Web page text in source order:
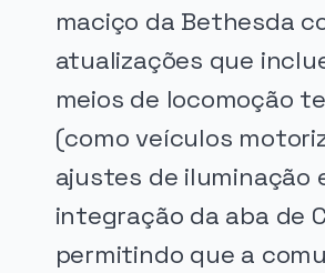
maciço da Bethesda
atualizações que
meios de locomoção
(como veículos
ajustes de iluminação
integração da aba de
permitindo que a